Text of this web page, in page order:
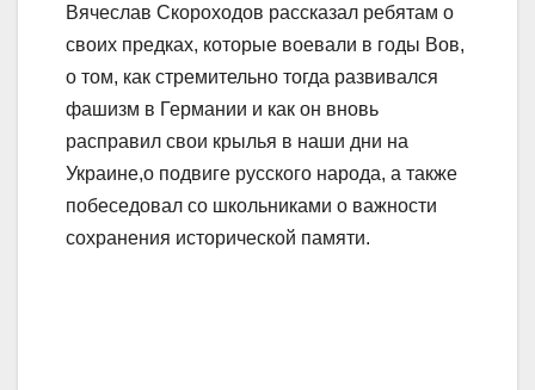
Вячеслав Скороходов рассказал ребятам о
своих предках, которые воевали в годы Вов,
о том, как стремительно тогда развивался
фашизм в Германии и как он вновь
расправил свои крылья в наши дни на
Украине,о подвиге русского народа, а также
побеседовал со школьниками о важности
сохранения исторической памяти.